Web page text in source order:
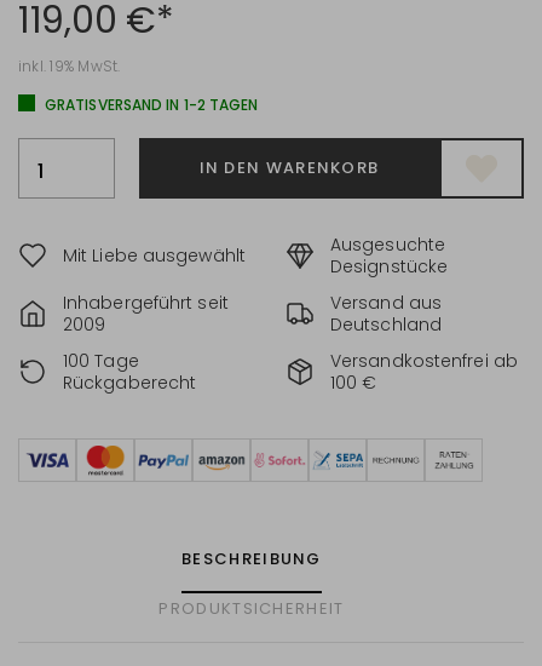
119,00 €*
inkl. 19% MwSt.
GRATISVERSAND IN 1-2 TAGEN
IN DEN WARENKORB
Mit Liebe ausgewählt
Ausgesuchte
Designstücke
Inhabergeführt seit
2009
Versand aus
Deutschland
100 Tage
Rückgaberecht
Versandkostenfrei ab
100 €
BESCHREIBUNG
PRODUKTSICHERHEIT